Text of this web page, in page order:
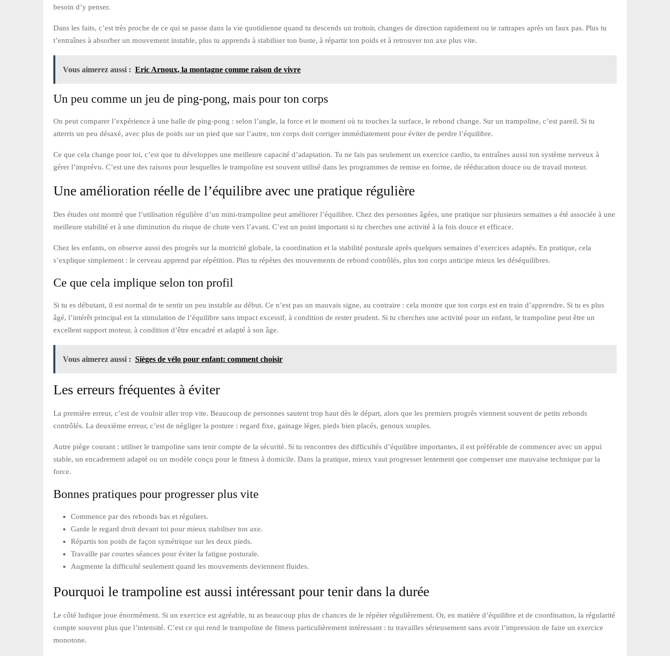
besoin d’y penser.
Dans les faits, c’est très proche de ce qui se passe dans la vie quotidienne quand tu descends un trottoir, changes de direction rapidement ou te rattrapes après un faux pas. Plus tu
t’entraînes à absorber un mouvement instable, plus tu apprends à stabiliser ton buste, à répartir ton poids et à retrouver ton axe plus vite.
Vous aimerez aussi : Eric Arnoux, la montagne comme raison de vivre
Un peu comme un jeu de ping-pong, mais pour ton corps
On peut comparer l’expérience à une balle de ping-pong : selon l’angle, la force et le moment où tu touches la surface, le rebond change. Sur un trampoline, c’est pareil. Si tu
atterris un peu désaxé, avec plus de poids sur un pied que sur l’autre, ton corps doit corriger immédiatement pour éviter de perdre l’équilibre.
Ce que cela change pour toi, c’est que tu développes une meilleure capacité d’adaptation. Tu ne fais pas seulement un exercice cardio, tu entraînes aussi ton système nerveux à
gérer l’imprévu. C’est une des raisons pour lesquelles le trampoline est souvent utilisé dans les programmes de remise en forme, de rééducation douce ou de travail moteur.
Une amélioration réelle de l’équilibre avec une pratique régulière
Des études ont montré que l’utilisation régulière d’un mini-trampoline peut améliorer l’équilibre. Chez des personnes âgées, une pratique sur plusieurs semaines a été associée à une
meilleure stabilité et à une diminution du risque de chute vers l’avant. C’est un point important si tu cherches une activité à la fois douce et efficace.
Chez les enfants, on observe aussi des progrès sur la motricité globale, la coordination et la stabilité posturale après quelques semaines d’exercices adaptés. En pratique, cela
s’explique simplement : le cerveau apprend par répétition. Plus tu répètes des mouvements de rebond contrôlés, plus ton corps anticipe mieux les déséquilibres.
Ce que cela implique selon ton profil
Si tu es débutant, il est normal de te sentir un peu instable au début. Ce n’est pas un mauvais signe, au contraire : cela montre que ton corps est en train d’apprendre. Si tu es plus
âgé, l’intérêt principal est la stimulation de l’équilibre sans impact excessif, à condition de rester prudent. Si tu cherches une activité pour un enfant, le trampoline peut être un
excellent support moteur, à condition d’être encadré et adapté à son âge.
Vous aimerez aussi : Sièges de vélo pour enfant: comment choisir
Les erreurs fréquentes à éviter
La première erreur, c’est de vouloir aller trop vite. Beaucoup de personnes sautent trop haut dès le départ, alors que les premiers progrès viennent souvent de petits rebonds
contrôlés. La deuxième erreur, c’est de négliger la posture : regard fixe, gainage léger, pieds bien placés, genoux souples.
Autre piège courant : utiliser le trampoline sans tenir compte de la sécurité. Si tu rencontres des difficultés d’équilibre importantes, il est préférable de commencer avec un appui
stable, un encadrement adapté ou un modèle conçu pour le fitness à domicile. Dans la pratique, mieux vaut progresser lentement que compenser une mauvaise technique par la
force.
Bonnes pratiques pour progresser plus vite
Commence par des rebonds bas et réguliers.
Garde le regard droit devant toi pour mieux stabiliser ton axe.
Répartis ton poids de façon symétrique sur les deux pieds.
Travaille par courtes séances pour éviter la fatigue posturale.
Augmente la difficulté seulement quand les mouvements deviennent fluides.
Pourquoi le trampoline est aussi intéressant pour tenir dans la durée
Le côté ludique joue énormément. Si un exercice est agréable, tu as beaucoup plus de chances de le répéter régulièrement. Or, en matière d’équilibre et de coordination, la régularité
compte souvent plus que l’intensité. C’est ce qui rend le trampoline de fitness particulièrement intéressant : tu travailles sérieusement sans avoir l’impression de faire un exercice
monotone.